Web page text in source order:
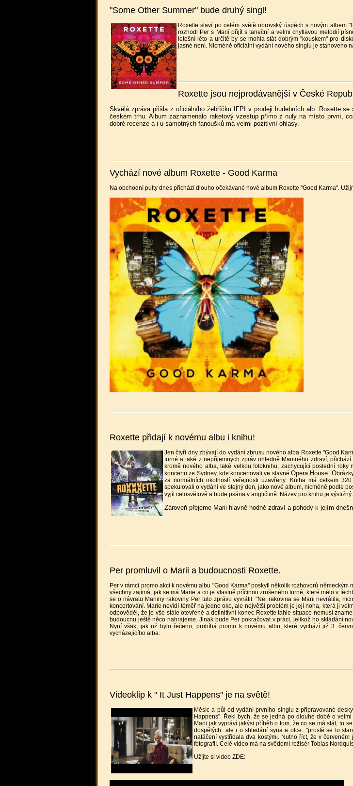
"Some Other Summer" bude druhý singl!
Roxette slaví po celém světě obrovský úspěch s novým albem
rozhodl Per s Marií přijít s taneční a velmi chytlavou melodií
letošní léto a určitě by se mohla stát dobrým "kouskem" pro
jasné není. Nicméně oficiální vydání nového singlu je stanoveno
Roxette jsou nejprodávanější v České
Skvělá zpráva přišla z oficiálního žebříčku IFPI v prodeji hudebních alb. Roxette
českém trhu. Album zaznamenalo raketový vzestup přímo z nuly na místo první,
dobré recenze a i u samotných fanoušků má velmi pozitivní ohlasy.
Vychází nové album Roxette - Good Karma
Na obchodní pulty dnes přichází dlouho očekávané nové album Roxette "Good Karma".
Roxette přidají k novému albu i knihu!
Jen čtyři dny zbývají do vydání zbrusu nového alba Roxette "Good
turné a také z nepříjemných zpráv ohledně Mariiného zdraví,
kromě nového alba, také velkou fotoknihu, zachycující poslední
koncertu ze Sydney, kde koncertovali ve slavné Opera House. O
za normálních okolností veřejnosti uzavřeny. Kniha má celkem
spekulovali o vydání ve stejný den, jako nové album, nicméně podle
vyjít celosvětově a bude psána v angličtině. Název pro knihu je
Zároveň přejeme Marii hlavně hodně zdraví a pohody k jejím
Per promluvil o Marii a budoucnosti Roxette.
Per v rámci promo akcí k novému albu "Good Karma" poskytl několik rozhovorů
všechny zajímá, jak se má Marie a co je vlastně příčinou zrušeného turné, které mělo v
se o návratu Mariiny rakoviny. Per tuto zprávu vyvrátil. "Ne, rakovina se Marii nevrátila,
koncertování. Marie nevidí téměř na jedno oko, ale největší problém je její noha, která ji
odpověděl, že je vše stále otevřené a definitivní konec Roxette tahle situace nemusí
budoucnu ještě něco nahrajeme. Jinak bude Per pokračovat v práci, jelikož ho skládání
Nyní však, jak už bylo řečeno, probíhá promo k novému albu, které vychází již 3.
vycházejícího alba.
Videoklip k " It Just Happens" je na světě!
Měsíc a půl od vydání prvního singlu z připravované
Happens". Řekl bych, že se jedná po dlouhé době o
Marii jak vypráví jakýsi příběh o tom, že co se má stát, to
dospělých...ale i o shledání syna a otce..."prostě se to
natáčení vystřídala dva kostými. Nutno říct, že v
fotografií. Celé video má na svědomí režisér Tobias
Užíjte si video ZDE: